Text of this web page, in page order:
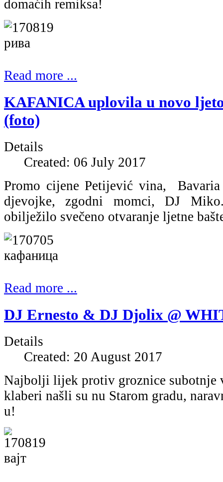
domaćih remiksa!
Read more ...
KAFANICA uplovila u novo
(foto)
Details
Created: 06 July 2017
Promo cijene Petijević vina,
djevojke, zgodni momci, DJ
obilježilo svečeno otvaranje ljetne
Read more ...
DJ Ernesto & DЈ Djolix @
Details
Created: 20 August 2017
Najbolji lijek protiv groznice subotnje
klaberi našli su nu Starom gradu,
u!